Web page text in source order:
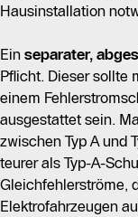
Hausinstallation
Ein separater,
Pflicht. Dieser sollte
einem
ausgestattet sein.
zwischen Typ A und
teurer als Typ-A-
Gleichfehlerströme,
Elektrofahrzeugen